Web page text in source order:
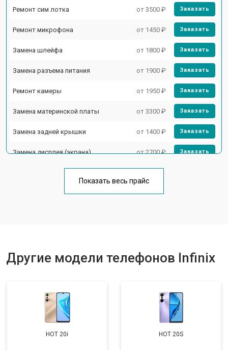
Ремонт сим лотка от 3500 ₽ Заказать
Ремонт микрофона от 1450 ₽ Заказать
Замена шлейфа от 1800 ₽ Заказать
Замена разъема питания от 1900 ₽ Заказать
Ремонт камеры от 1950 ₽ Заказать
Замена материнской платы от 3300 ₽ Заказать
Замена задней крышки от 1400 ₽ Заказать
Замена дисплея (экрана) от 2700 ₽ Заказать
Ремонт цепи питания от 3200 ₽
Показать весь прайс
Другие модели телефонов Infinix
HOT 20i HOT 20S